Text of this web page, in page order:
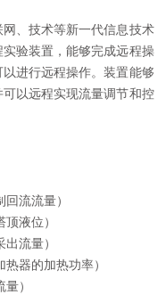
、技术等新一代信息技术
验装置，能够完成远程操
进行远程操作。装置能够
以远程实现流量调节和控
流流量）
液位）
流量）
器的加热功率）
）